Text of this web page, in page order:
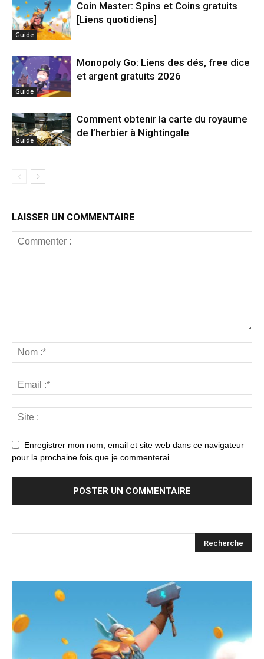
Guide
Coin Master: Spins et Coins gratuits
[Liens quotidiens]
Guide
Monopoly Go: Liens des dés, free dice
et argent gratuits 2026
Guide
Comment obtenir la carte du royaume
de l’herbier à Nightingale
LAISSER UN COMMENTAIRE
Enregistrer mon nom, email et site web dans ce navigateur
pour la prochaine fois que je commenterai.